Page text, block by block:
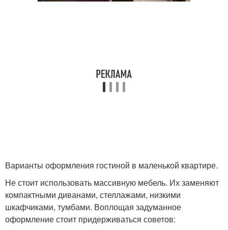
Варианты оформления гостиной в маленькой квартире.
Не стоит использовать массивную мебель. Их заменяют
компактными диванами, стеллажами, низкими
шкафчиками, тумбами. Воплощая задуманное
оформление стоит придерживаться советов: